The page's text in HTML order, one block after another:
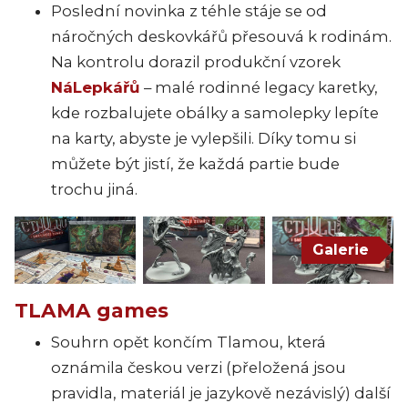
Poslední novinka z téhle stáje se od
náročných deskovkářů přesouvá k rodinám.
Na kontrolu dorazil produkční vzorek
NáLepkářů – malé rodinné legacy karetky,
kde rozbalujete obálky a samolepky lepíte
na karty, abyste je vylepšili. Díky tomu si
můžete být jistí, že každá partie bude
trochu jiná.
Galerie
TLAMA games
Souhrn opět končím Tlamou, která
oznámila českou verzi (přeložená jsou
pravidla, materiál je jazykově nezávislý) další